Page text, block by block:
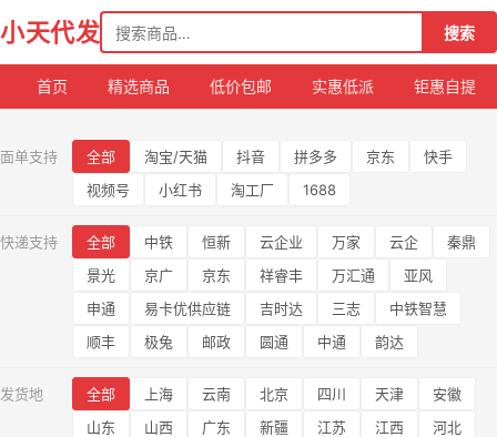
小天代发搜
索
搜索
首页 精选商品 低价包邮 实惠低派 钜惠自提
全
商
面单支持 全部 淘宝/天猫 抖音 拼多多 京东
快手
视频号
小红书 淘工厂 1688
快递支持 全部 中铁 恒新 云企业 万家 云企
秦鼎
景光
京广 京东 祥睿丰 万汇通
亚风
申通
易卡优供应链 吉时达 三志
中铁智慧
顺丰
极兔 邮政 圆通 中通 韵达
发货地 全部 上海 云南 北京 四川 天津
安徽
山东
山西 广东 新疆 江苏 江西
河北